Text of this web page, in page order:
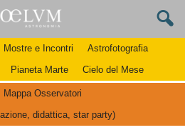
Mostre e Incontri
Astrofotografia
Pianeta Marte Cielo del Mese
Mappa Osservatori
didattica, star party)